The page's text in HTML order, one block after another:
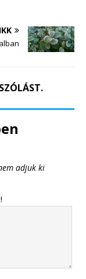
adjuk ki